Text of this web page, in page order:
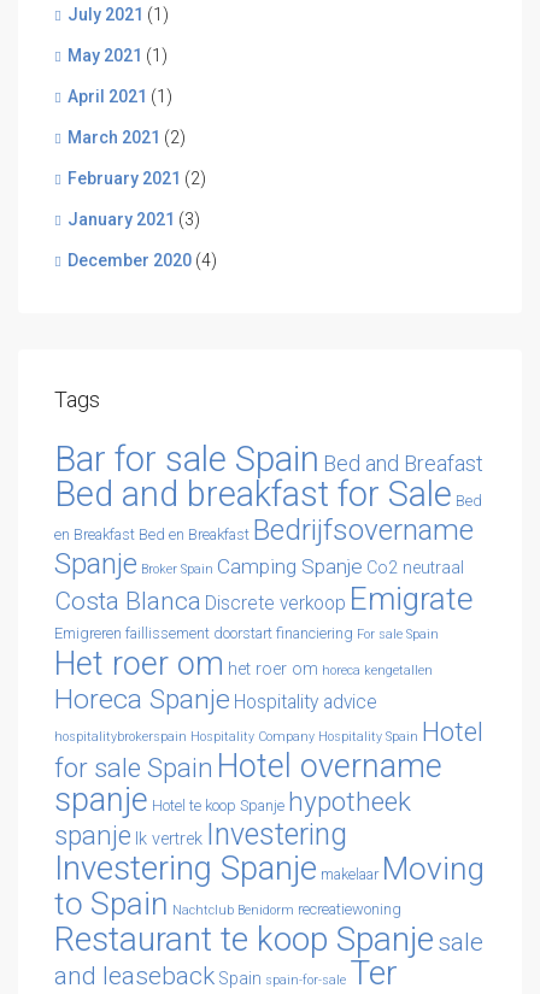
July 2021 (1)
May 2021 (1)
April 2021 (1)
March 2021 (2)
February 2021 (2)
January 2021 (3)
December 2020 (4)
Tags
Bar for sale Spain Bed and Breafast
Bed and breakfast for Sale Bed
en Breakfast Bed en Breakfast Bedrijfsovername
Spanje Broker Spain Camping Spanje Co2 neutraal
Costa Blanca Discrete verkoop Emigrate
Emigreren faillissement doorstart financiering For sale Spain
Het roer om het roer om horeca kengetallen
Horeca Spanje Hospitality advice
hospitalitybrokerspain Hospitality Company Hospitality Spain Hotel
for sale Spain Hotel overname
spanje Hotel te koop Spanje hypotheek
spanje Ik vertrek Investering
Investering Spanje makelaar Moving
to Spain Nachtclub Benidorm recreatiewoning
Restaurant te koop Spanje sale
and leaseback Spain spain-for-sale Ter